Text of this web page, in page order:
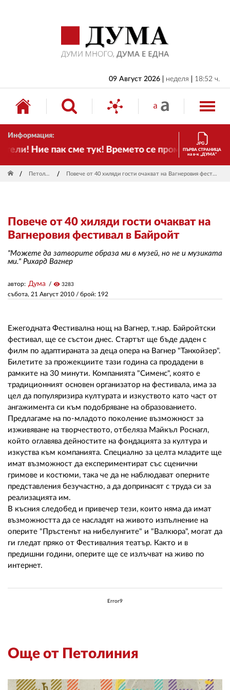
09 Август 2026 неделя 18:52 ч.
Информация:
Ние пак сме тук! Времето се променя и налага
ПЪРВА СТРАНИЦА
на в-к „ДУМА“
Петолиния Повече от 40 хиляди гости очакват на Вагнеровия фестивал в Байройт
Повече от 40 хиляди гости очакват на
Вагнеровия фестивал в Байройт
"Можете да затворите образа ми в музей, но не и музиката
ми." Рихард Вагнер
събота, 21 Август 2010 / брой: 192
автор: Дума visibility 3283
Eжегодната Фестивална нощ на Вагнер, т.нар. Байройтски
фестивал, ще се състои днес. Стартът ще бъде даден с
филм по адаптираната за деца опера на Вагнер "Танхойзер".
Билетите за прожекциите тази година са продадени в
рамките на 30 минути. Компанията "Сименс", която е
традиционният основен организатор на фестивала, има за
цел да популяризира културата и изкуството като част от
ангажимента си към подобряване на образованието.
Предлагаме на по-младото поколение възможност за
изживяване на творчеството, отбеляза Майкъл Роснагл,
който оглавява дейностите на фондацията за култура и
изкуства към компанията. Специално за целта младите ще
имат възможност да експериментират със сценични
гримове и костюми, така че да не наблюдават оперните
представления безучастно, а да допринасят с труда си за
реализацията им.
В късния следобед и привечер тези, които няма да имат
възможността да се насладят на живото изпълнение на
оперите "Пръстенът на нибелунгите" и "Валкюра", могат да
ги гледат пряко от Фестивалния театър. Както и в
предишни години, оперите ще се излъчват на живо по
интернет.
Error9
Още от Петолиния
БЪЛГАРИЯ
ИКОНОМИКА
ИЗБОРИ
СВЯТ
ДРУГИ
ЗА НАС
РЕДАКЦИЯ
РЕКЛАМА
АБОНАМЕНТ
УСЛОВИЯ ЗА ПОЛЗВАНЕ
ПОЛИТИКА ЗА БИСКВИТКИТЕ
ПОЛИТИКАТА ЗА
ПОВЕРИТЕЛНОСТ
02 975 20 35